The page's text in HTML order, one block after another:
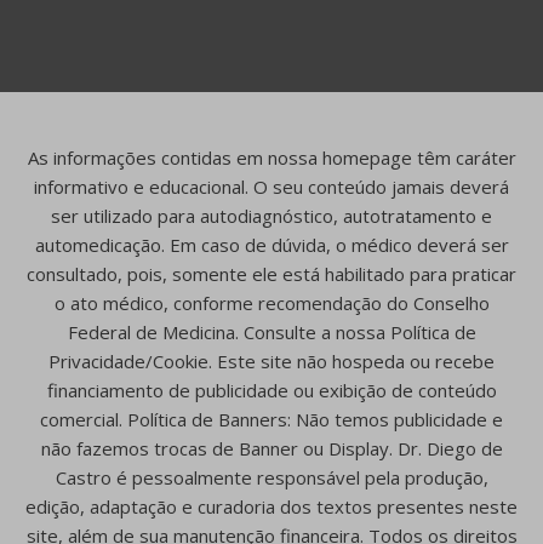
As informações contidas em nossa homepage têm caráter
informativo e educacional. O seu conteúdo jamais deverá
ser utilizado para autodiagnóstico, autotratamento e
automedicação. Em caso de dúvida, o médico deverá ser
consultado, pois, somente ele está habilitado para praticar
o ato médico, conforme recomendação do Conselho
Federal de Medicina. Consulte a nossa Política de
Privacidade/Cookie. Este site não hospeda ou recebe
financiamento de publicidade ou exibição de conteúdo
comercial. Política de Banners: Não temos publicidade e
não fazemos trocas de Banner ou Display. Dr. Diego de
Castro é pessoalmente responsável pela produção,
edição, adaptação e curadoria dos textos presentes neste
site, além de sua manutenção financeira. Todos os direitos